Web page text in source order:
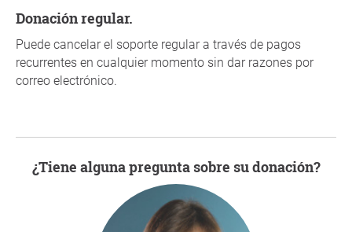
Donación regular.
Puede cancelar el soporte regular a través de pagos
recurrentes en cualquier momento sin dar razones por
correo electrónico.
¿Tiene alguna pregunta sobre su donación?